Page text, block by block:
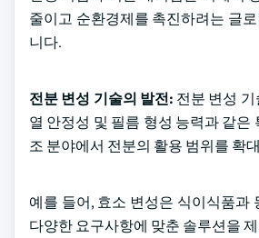
줄이고 순환경제를 촉진하려는 글
니다.
전분 변성 기술의 발전: 전분 변성
열 안정성 및 필름 형성 능력과 같
조 분야에서 전분의 활용 범위를 확
예를 들어, 효소 변성은 식이식품과
다양한 요구사항에 맞춘 솔루션을